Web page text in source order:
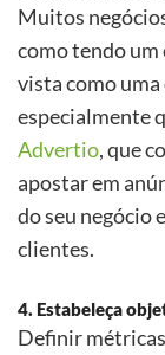
Muitos negó
como tendo um
vista como
especialmente
Advertio, que
apostar em
do seu negócio
clientes.
4. Estabeleça
Definir mé